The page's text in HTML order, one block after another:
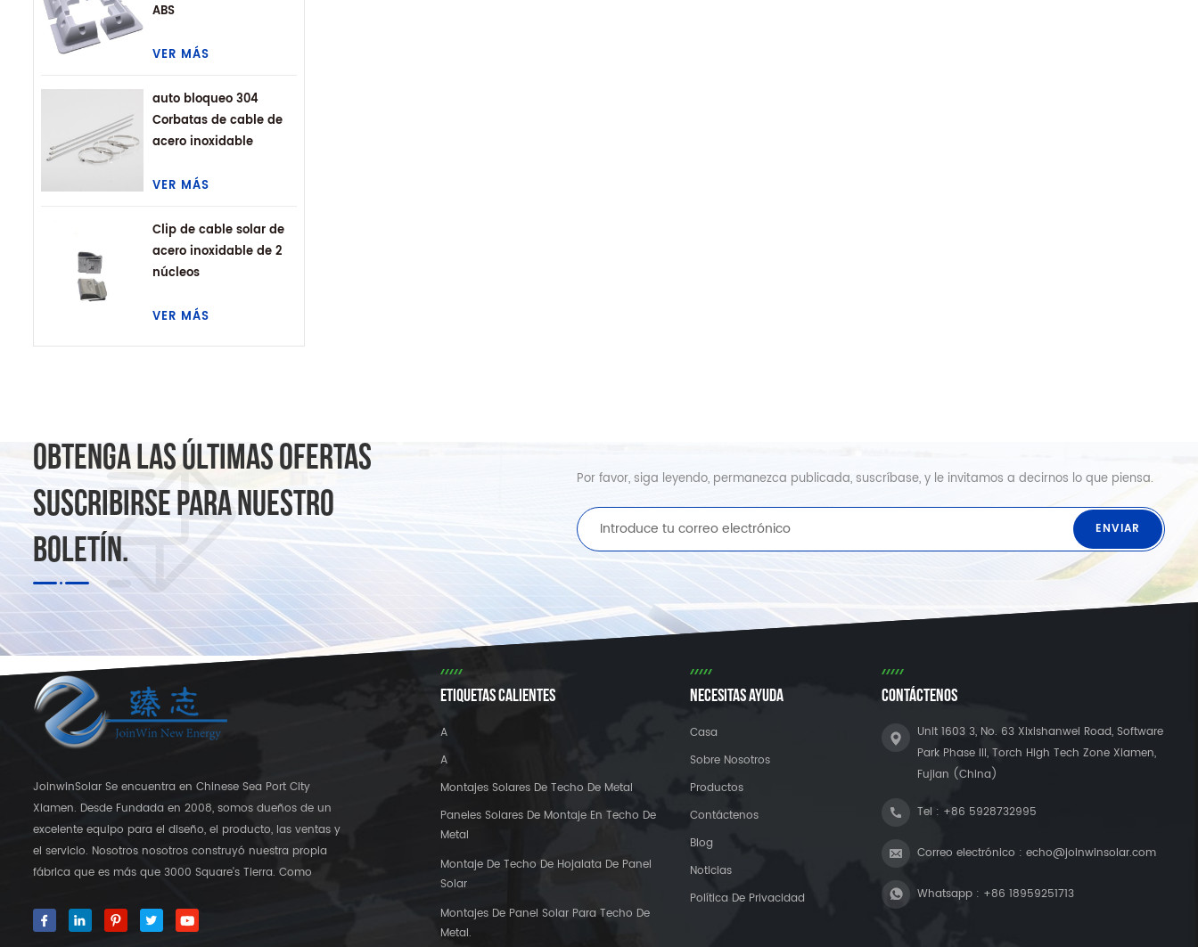
ABS
VER MÁS
auto bloqueo 304
Corbatas de cable de
acero inoxidable
VER MÁS
Clip de cable solar de
acero inoxidable de 2
núcleos
VER MÁS
OBTENGA LAS ÚLTIMAS OFERTAS
SUSCRIBIRSE PARA NUESTRO
BOLETÍN.
Por favor, siga leyendo, permanezca publicada, suscríbase, y le invitamos a decirnos lo que piensa.
JoinwinSolar Se encuentra en Chinese Sea Port City
Xiamen. Desde Fundada en 2008, somos dueños de un
excelente equipo para el diseño, el producto, las ventas y
el servicio. Nosotros nosotros construyó nuestra propia
fábrica que es más que 3000 Square's Tierra. Como
JoinwinSolar ha creado un valor agregado para los
clientes alrededor del mundo ◆ Nuestro producto
ETIQUETAS CALIENTES
A
A
Montajes Solares De Techo De Metal
Paneles Solares De Montaje En Techo De
Metal
Montaje De Techo De Hojalata De Panel
Solar
Montajes De Panel Solar Para Techo De
Metal.
NECESITAS AYUDA
Casa
Sobre Nosotros
Productos
Contáctenos
Blog
Noticias
Política De Privacidad
CONTÁCTENOS
Unit 1603 3, No. 63 Xixishanwei Road, Software
Park Phase III, Torch High Tech Zone Xiamen,
Fujian (China)
Tel : +86 5928732995
Correo electrónico :echo@joinwinsolar.com
Whatsapp : +86 18959251713